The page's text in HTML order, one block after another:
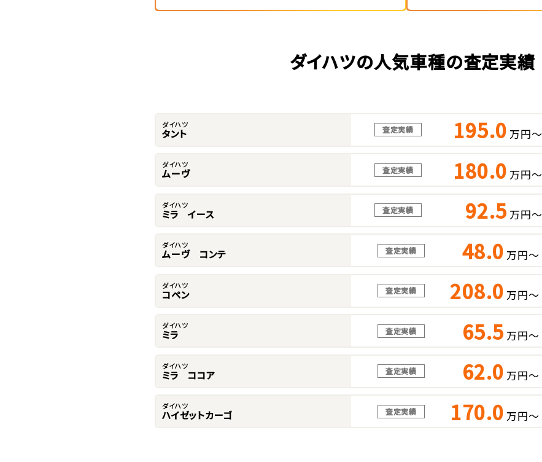
ダイハツの人気車種の査定実績
ダイハツ
タント 査定実績 195.0 万円～
ダイハツ
ムーヴ 査定実績 180.0 万円～
ダイハツ
ミラ イース 査定実績 92.5 万円～
ダイハツ
ムーヴ コンテ 査定実績 48.0 万円～
ダイハツ
コペン 査定実績 208.0 万円～
ダイハツ
ミラ 査定実績 65.5 万円～
ダイハツ
ミラ ココア 査定実績 62.0 万円～
ダイハツ
ハイゼットカーゴ 査定実績 170.0 万円～